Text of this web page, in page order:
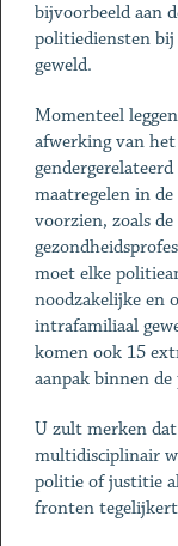
bijvoorbeeld aan
politiediensten bij
geweld.
Momenteel
afwerking van
maatregelen in
voorzien, zoals
moet elke
noodzakelijke en
intrafamiliaal
komen ook 15
aanpak binnen
U zult merken
multidisciplinair
politie of justitie
fronten